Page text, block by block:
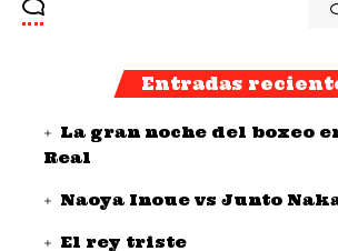
Entradas
La gran noche del boxeo
Real
Naoya Inoue vs Junto
El rey triste